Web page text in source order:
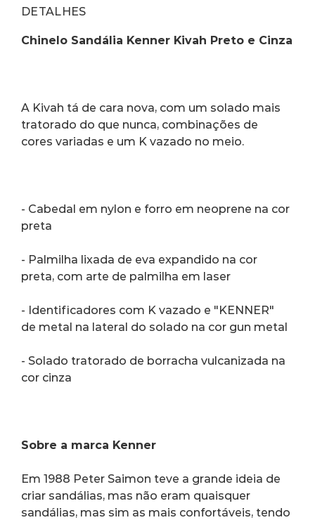
DETALHES
Chinelo Sandália Kenner Kivah Preto e Cinza
A Kivah tá de cara nova, com um solado mais
tratorado do que nunca, combinações de
cores variadas e um K vazado no meio.
- Cabedal em nylon e forro em neoprene na cor
preta
- Palmilha lixada de eva expandido na cor
preta, com arte de palmilha em laser
- Identificadores com K vazado e "KENNER"
de metal na lateral do solado na cor gun metal
- Solado tratorado de borracha vulcanizada na
cor cinza
Sobre a marca Kenner
Em 1988 Peter Saimon teve a grande ideia de
criar sandálias, mas não eram quaisquer
sandálias, mas sim as mais confortáveis, tendo